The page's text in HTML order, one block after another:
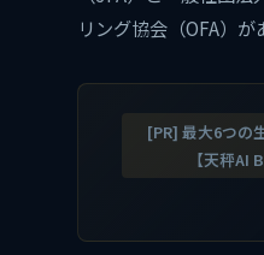
リング協会（OFA）が
[PR] 最大6つの
【天秤AI